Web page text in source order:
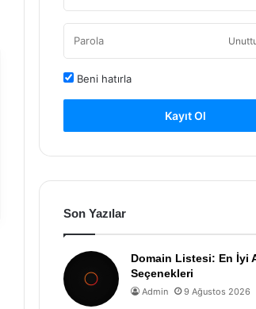
Beni hatırla
Kayıt Ol
Son Yazılar
Domain Listesi: En İyi
Seçenekleri
Admin 9 Ağustos 2026